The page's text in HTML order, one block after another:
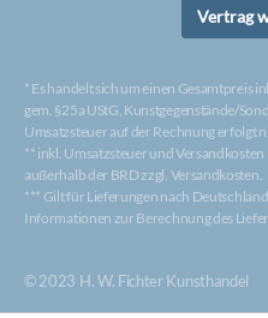
Vertrag
© 2023 H. W. Fichter Kunsthandel
* Es handelt sich um einen Gesamtpreis
gem. §25a UStG, Kunstgegenstände/
Umsatzsteuer auf der Rechnung erfolgt
** inkl. Umsatzsteuer und
außerhalb der BRD zzgl. Versandkosten.
*** Gilt für Lieferungen nach
Informationen zur Berechnung des